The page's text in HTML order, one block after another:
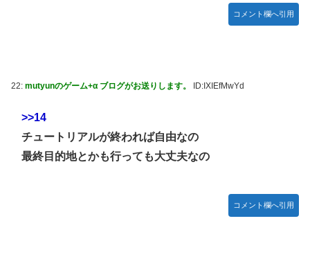
コメント欄へ引用
22: mutyunのゲーム+α ブログがお送りします。 ID:IXIEfMwYd
>>14
チュートリアルが終われば自由なの
最終目的地とかも行っても大丈夫なの
コメント欄へ引用